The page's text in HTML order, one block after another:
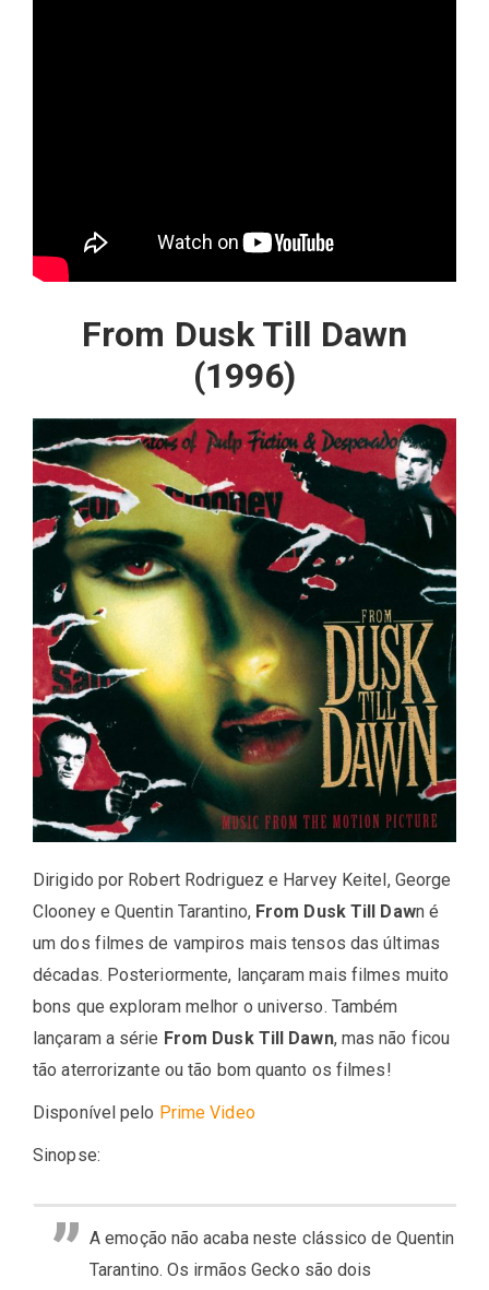
From Dusk Till Dawn
(1996)
Dirigido por Robert Rodriguez e Harvey Keitel, George
Clooney e Quentin Tarantino, From Dusk Till Dawn é
um dos filmes de vampiros mais tensos das últimas
décadas. Posteriormente, lançaram mais filmes muito
bons que exploram melhor o universo. Também
lançaram a série From Dusk Till Dawn, mas não ficou
tão aterrorizante ou tão bom quanto os filmes!
Disponível pelo Prime Video
Sinopse:
A emoção não acaba neste clássico de Quentin
Tarantino. Os irmãos Gecko são dois